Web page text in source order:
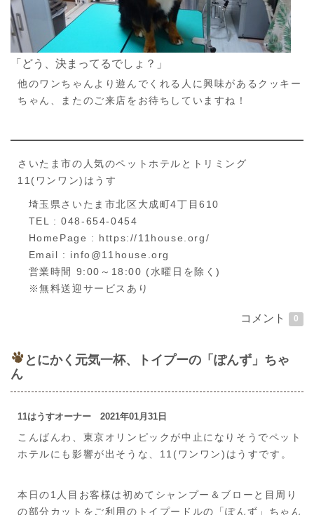
「どう、決まってるでしょ？」
他のワンちゃんより遊んでくれる人に興味があるクッキー
ちゃん、またのご来店をお待ちしていますね！
さいたま市の人気のペットホテルとトリミング
11(ワンワン)はうす
埼玉県さいたま市北区大成町4丁目610
TEL : 048-654-0454
HomePage : https://11house.org/
Email : info@11house.org
営業時間 9:00～18:00 (水曜日を除く)
※無料送迎サービスあり
コメント 0
とにかく元気一杯、トイプーの「ぽんず」ちゃ
ん
11はうすオーナー 2021年01月31日
こんばんわ、東京オリンピックが中止になりそうでペット
ホテルにも影響が出そうな、11(ワンワン)はうすです。
本日の1人目お客様は初めてシャンプー＆ブローと目周り
の部分カットをご利用のトイプードルの「ぽんず」ちゃん